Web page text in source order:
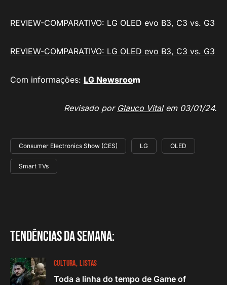
REVIEW-COMPARATIVO: LG OLED evo B3, C3 vs. G3
REVIEW-COMPARATIVO: LG OLED evo B3, C3 vs. G3
Com informações: LG Newsroom
Revisado por Glauco Vitalem 03/01/24.
Consumer Electronics Show (CES) LG OLED
Smart TVs
Tendências da semana:
CULTURA LISTAS
Toda a linha do tempo de Game of